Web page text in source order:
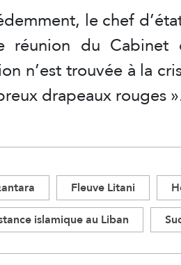
le chef
réunion du Cabinet
n’est trouvée à la
drapeaux rouges
Fleuve Litani
islamique au Liban